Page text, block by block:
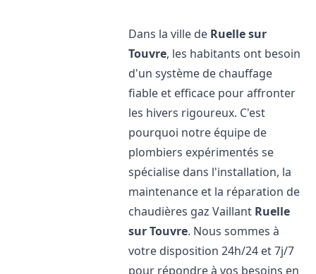
Dans la ville de Ruelle sur
Touvre, les habitants ont besoin
d'un système de chauffage
fiable et efficace pour affronter
les hivers rigoureux. C'est
pourquoi notre équipe de
plombiers expérimentés se
spécialise dans l'installation, la
maintenance et la réparation de
chaudières gaz Vaillant Ruelle
sur Touvre. Nous sommes à
votre disposition 24h/24 et 7j/7
pour répondre à vos besoins en